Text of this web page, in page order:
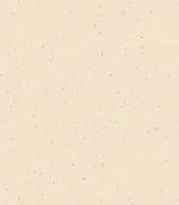
Коробка с лентой filter
Коробка сборная filter
Постер 20х30 filter
Дерево 20х30 filter
Пластик 20х30 filter
Дерево 30х30 filter
Пластик 30х30 filter